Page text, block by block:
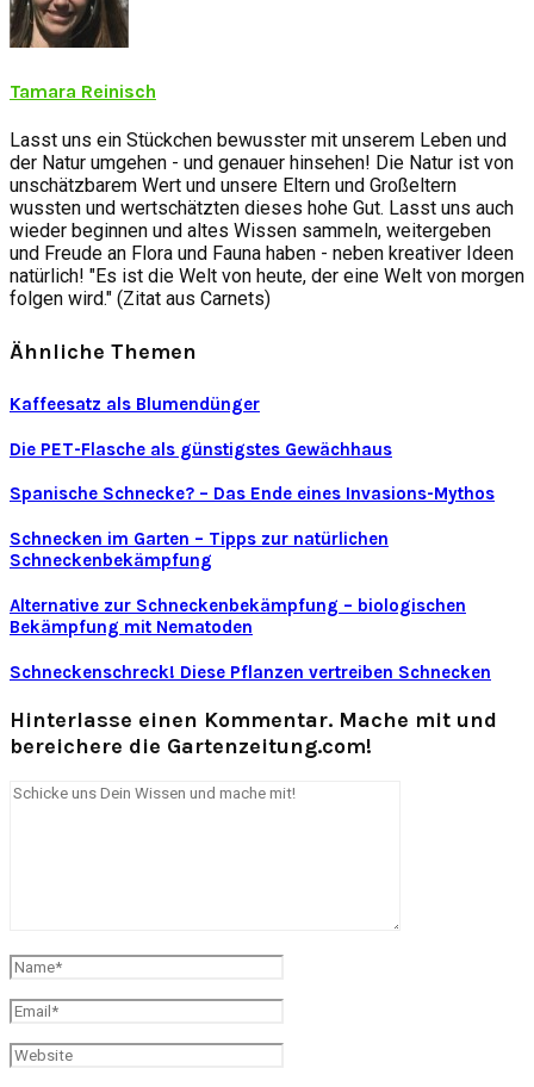
Tamara Reinisch
Lasst uns ein Stückchen bewusster mit unserem Leben und
der Natur umgehen - und genauer hinsehen! Die Natur ist von
unschätzbarem Wert und unsere Eltern und Großeltern
wussten und wertschätzten dieses hohe Gut. Lasst uns auch
wieder beginnen und altes Wissen sammeln, weitergeben
und Freude an Flora und Fauna haben - neben kreativer Ideen
natürlich! "Es ist die Welt von heute, der eine Welt von morgen
folgen wird." (Zitat aus Carnets)
Ähnliche Themen
Kaffeesatz als Blumendünger
Die PET-Flasche als günstigstes Gewächhaus
Spanische Schnecke? – Das Ende eines Invasions-Mythos
Schnecken im Garten – Tipps zur natürlichen
Schneckenbekämpfung
Alternative zur Schneckenbekämpfung – biologischen
Bekämpfung mit Nematoden
Schneckenschreck! Diese Pflanzen vertreiben Schnecken
Hinterlasse einen Kommentar. Mache mit und
bereichere die Gartenzeitung.com!